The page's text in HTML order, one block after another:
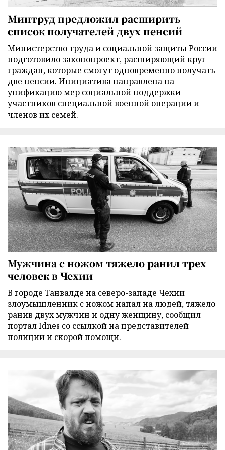
Минтруд предложил расширить
список получателей двух пенсий
Министерство труда и социальной защиты России
подготовило законопроект, расширяющий круг
граждан, которые смогут одновременно получать
две пенсии. Инициатива направлена на
унификацию мер социальной поддержки
участников специальной военной операции и
членов их семей.
Мужчина с ножом тяжело ранил трех
человек в Чехии
В городе Танвалде на северо-западе Чехии
злоумышленник с ножом напал на людей, тяжело
ранив двух мужчин и одну женщину, сообщил
портал Idnes со ссылкой на представителей
полиции и скорой помощи.